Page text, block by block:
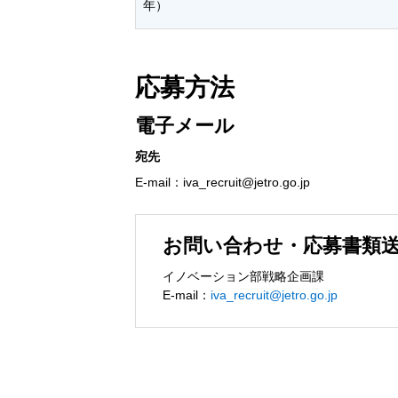
年）
応募方法
電子メール
宛先
E-mail：iva_recruit@jetro.go.jp
お問い合わせ・応募書類
イノベーション部戦略企画課
E-mail： iva_recruit@jetro.go.jp